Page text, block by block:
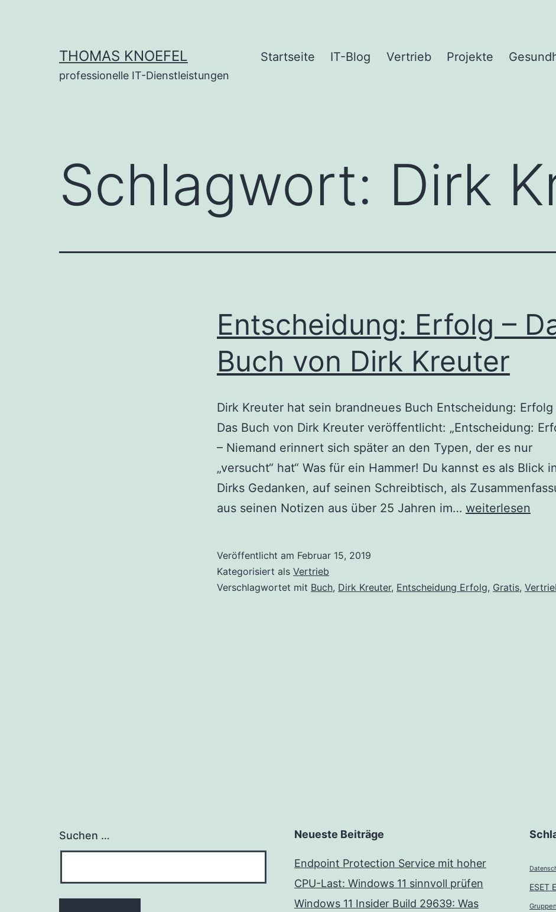
THOMAS KNOEFEL
professionelle IT-Dienstleistungen
Startseite IT-Blog Vertrieb Projekte
Schlagwort: Dirk
Entscheidung: Erfolg –
Buch von Dirk Kreuter
Dirk Kreuter hat sein brandneues Buch Entscheidung: Erfolg
Das Buch von Dirk Kreuter veröffentlicht: „Entscheidung:
– Niemand erinnert sich später an den Typen, der es nur
„versucht“ hat“ Was für ein Hammer! Du kannst es als Blick
Dirks Gedanken, auf seinen Schreibtisch, als
aus seinen Notizen aus über 25 Jahren im… Entscheidung:
Buch
weiterlesen
Veröffentlicht am Februar 15, 2019
Kategorisiert als Vertrieb
Verschlagwortet mit Buch, Dirk Kreuter, Entscheidung Erfolg, Gratis,
Suchen … Neueste Beiträge
Endpoint Protection Service mit hoher
CPU-Last: Windows 11 sinnvoll prüfen
Windows 11 Insider Build 29639: Was
ESET